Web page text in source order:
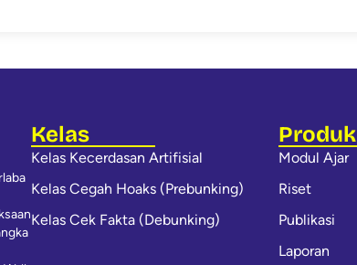
Kelas
Kelas Kecerdasan Artifisial
Kelas Cegah Hoaks (Prebunking)
Kelas Cek Fakta (Debunking)
Produk
Modul Ajar
Riset
Publikasi
Laporan